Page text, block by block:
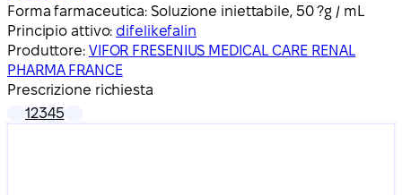
Forma farmaceutica: Soluzione iniettabile, 50 ?g / mL
Principio attivo: difelikefalin
Produttore: VIFOR FRESENIUS MEDICAL CARE RENAL
PHARMA FRANCE
Prescrizione richiesta
12345